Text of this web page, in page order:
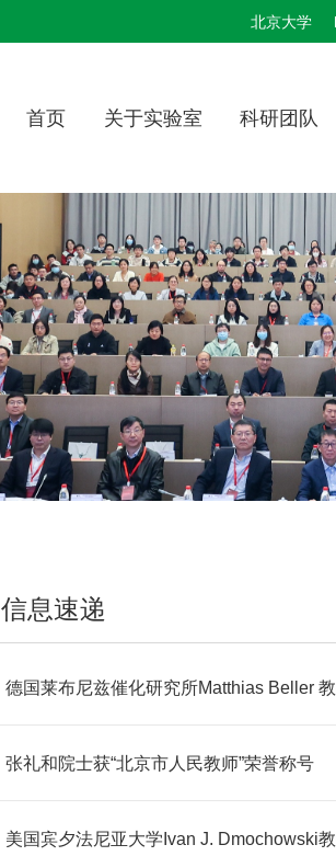
北京大学
首页 关于实验室 科研团队
信息速递
德国莱布尼兹催化研究所Matthias Beller
张礼和院士获“北京市人民教师”荣誉称号
美国宾夕法尼亚大学Ivan J. Dmochowski